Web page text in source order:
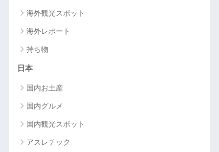
海外観光スポット
海外レポート
持ち物
日本
国内お土産
国内グルメ
国内観光スポット
アスレチック